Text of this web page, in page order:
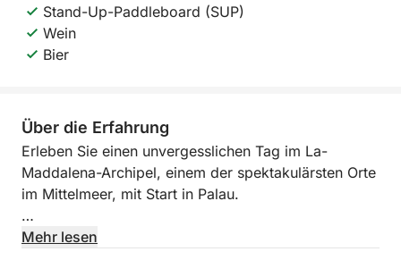
Stand-Up-Paddleboard (SUP)
Wein
Bier
Über die Erfahrung
Erleben Sie einen unvergesslichen Tag im La-
Maddalena-Archipel, einem der spektakulärsten Orte
im Mittelmeer, mit Start in Palau.
Sie segeln zwischen Inseln und Buchten mit
Mehr lesen